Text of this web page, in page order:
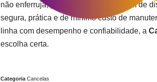
não enferruja, pictogramas claros, além de
segura, prática e de mínimo custo de
linha com desempenho e confiabilidade, a
escolha certa.
Categoria Cancelas